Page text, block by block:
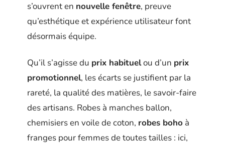
s’ouvrent en nouvelle fenêtre, preuve
qu’esthétique et expérience utilisateur font
désormais équipe.
Qu’il s’agisse du prix habituelou d’un prix
promotionnel, les écarts se justifient par la
rareté, la qualité des matières, le savoir-faire
des artisans. Robes à manches ballon,
chemisiers en voile de coton, robes boho à
franges pour femmes de toutes tailles : ici,